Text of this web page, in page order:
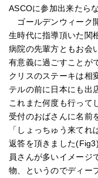
ASCOに参加出来たら
ゴールデンウィーク
生時代に指導頂いた関
病院の先輩方ともお会
有意義に過ごすことが
クリスのステーキは相
テルの前に日本にも出
これまた何度も行って
受付のおばさんに名前
「しょっちゅう来て
返答を頂きました
員さんが多いイメージ
物、というのでディー